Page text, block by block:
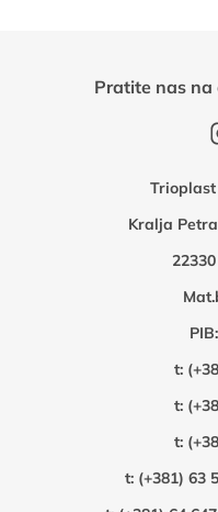
Trioplast
Kralja
t:
t:
t:
t: (+381) 63
Pratite nas na